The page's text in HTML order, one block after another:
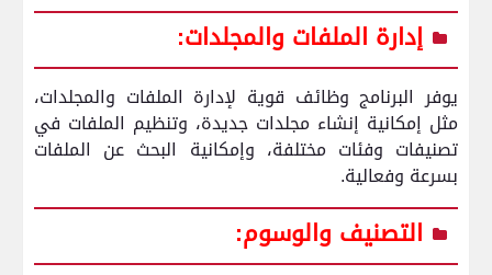
إدارة الملفات والمجلدات:
يوفر البرنامج وظائف قوية لإدارة الملفات والمجلدات،
مثل إمكانية إنشاء مجلدات جديدة، وتنظيم الملفات في
تصنيفات وفئات مختلفة، وإمكانية البحث عن الملفات
بسرعة وفعالية.
التصنيف والوسوم: